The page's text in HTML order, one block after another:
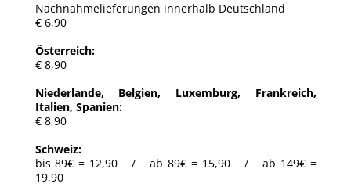
Nachnahmelieferungen innerhalb Deutschland
€ 6,90
Österreich:
€ 8,90
Niederlande, Belgien, Luxemburg, Frankreich,
Italien, Spanien:
€ 8,90
Schweiz:
bis 89€ = 12,90 / ab 89€ = 15,90 / ab 149€ =
19,90